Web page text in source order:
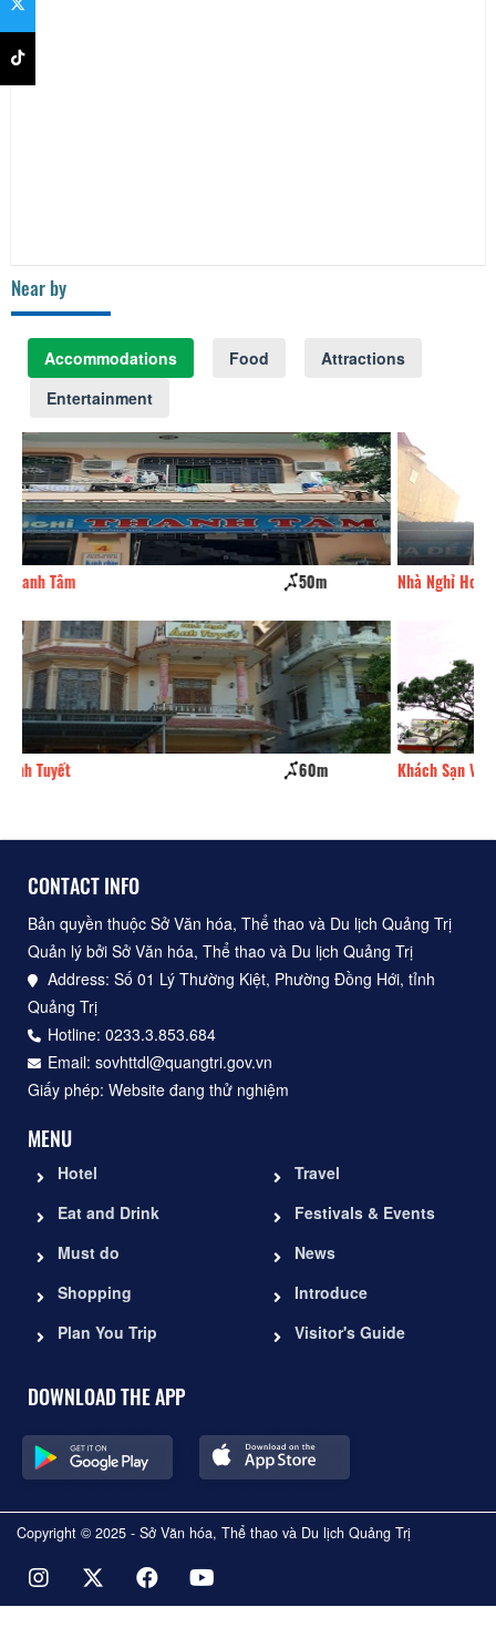
Near by
Accommodations Food
Attractions
Entertainment
Nhà Nghỉ Hoài Nam 60m
Khách Sạn Victor 80m
CONTACT INFO
Bản quyền thuộc Sở Văn hóa, Thể thao và Du lịch Quảng Trị
Quản lý bởi Sở Văn hóa, Thể thao và Du lịch Quảng Trị
Address: Số 01 Lý Thường Kiệt, Phường Đồng Hới, tỉnh
Quảng Trị
Hotline: 0233.3.853.684
Email: sovhttdl@quangtri.gov.vn
Giấy phép: Website đang thử nghiệm
MENU
Hotel
Eat and Drink
Must do
Shopping
Plan You Trip
Travel
Festivals & Events
News
Introduce
Visitor's Guide
DOWNLOAD THE APP
Copyright © 2025 - Sở Văn hóa, Thể thao và Du lịch Quảng Trị